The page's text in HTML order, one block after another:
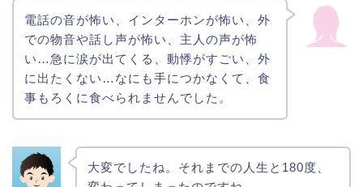
電話の音が怖い、インターホンが怖い、外
での物音や話し声が怖い、主人の声が怖
い…急に涙が出てくる、動悸がすごい、外
に出たくない…なにも手につかなくて、食
事もろくに食べられませんでした。
大変でしたね。それまでの人生と180度、